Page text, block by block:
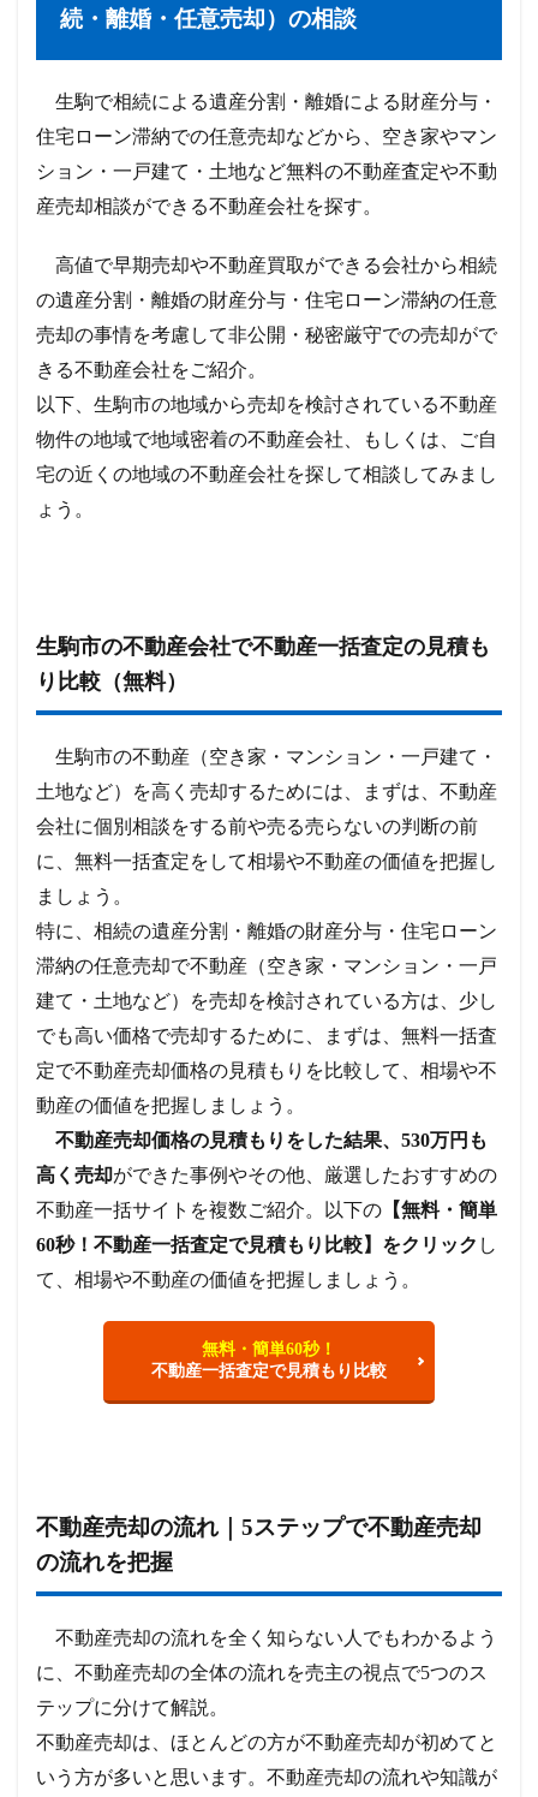
続・離婚・任意売却）の相談
生駒で相続による遺産分割・離婚による財産分与・
住宅ローン滞納での任意売却などから、空き家やマン
ション・一戸建て・土地など無料の不動産査定や不動
産売却相談ができる不動産会社を探す。
高値で早期売却や不動産買取ができる会社から相続
の遺産分割・離婚の財産分与・住宅ローン滞納の任意
売却の事情を考慮して非公開・秘密厳守での売却がで
きる不動産会社をご紹介。
以下、生駒市の地域から売却を検討されている不動産
物件の地域で地域密着の不動産会社、もしくは、ご自
宅の近くの地域の不動産会社を探して相談してみまし
ょう。
生駒市の不動産会社で不動産一括査定の見積も
り比較（無料）
生駒市の不動産（空き家・マンション・一戸建て・
土地など）を高く売却するためには、まずは、不動産
会社に個別相談をする前や売る売らないの判断の前
に、無料一括査定をして相場や不動産の価値を把握し
ましょう。
特に、相続の遺産分割・離婚の財産分与・住宅ローン
滞納の任意売却で不動産（空き家・マンション・一戸
建て・土地など）を売却を検討されている方は、少し
でも高い価格で売却するために、まずは、無料一括査
定で不動産売却価格の見積もりを比較して、相場や不
動産の価値を把握しましょう。
不動産売却価格の見積もりをした結果、530万円も
高く売却ができた事例やその他、厳選したおすすめの
不動産一括サイトを複数ご紹介。以下の 【無料・簡単
60秒！不動産一括査定で見積もり比較】をクリック し
て、相場や不動産の価値を把握しましょう。
無料・簡単60秒！
不動産一括査定で見積もり比較
不動産売却の流れ｜5ステップで不動産売却
の流れを把握
不動産売却の流れを全く知らない人でもわかるよう
に、不動産売却の全体の流れを売主の視点で5つのス
テップに分けて解説。
不動産売却は、ほとんどの方が不動産売却が初めてと
いう方が多いと思います。不動産売却の流れや知識が